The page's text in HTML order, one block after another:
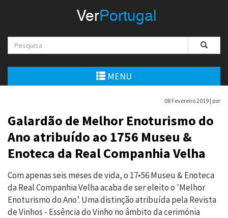
Empreendedorismo
Comércio e Indústria
Construção e Imobiliário
Cultura e Educação
Economia
Gastronomia
VerPortugal
MENU
08 Fevereiro 2019 | por
Galardão de Melhor Enoturismo do
Ano atribuído ao 1756 Museu &
Enoteca da Real Companhia Velha
Com apenas seis meses de vida, o 17•56 Museu & Enoteca
da Real Companhia Velha acaba de ser eleito o 'Melhor
Enoturismo do Ano’. Uma distinção atribuída pela Revista
de Vinhos - Essência do Vinho no âmbito da cerimónia